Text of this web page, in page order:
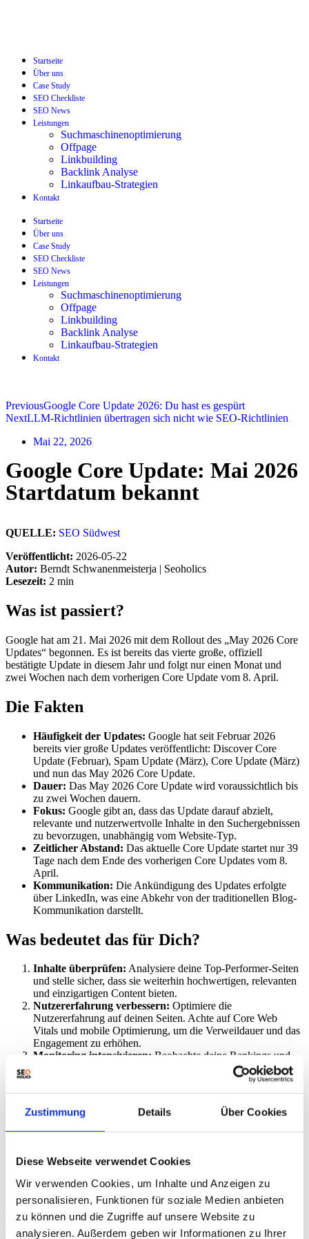
Zustimmung Details Über Cookies
Diese Webseite verwendet Cookies
Wir verwenden Cookies, um Inhalte und Anzeigen zu
personalisieren, Funktionen für soziale Medien anbieten
zu können und die Zugriffe auf unsere Website zu
analysieren. Außerdem geben wir Informationen zu Ihrer
Startseite
Über uns
Case Study
SEO Checkliste
SEO News
Leistungen
Suchmaschinenoptimierung
Offpage
Linkbuilding
Backlink Analyse
Linkaufbau-Strategien
Kontakt
Startseite
Über uns
Case Study
SEO Checkliste
SEO News
Leistungen
Suchmaschinenoptimierung
Offpage
Linkbuilding
Backlink Analyse
Linkaufbau-Strategien
Kontakt
PreviousGoogle Core Update 2026: Du hast es gespürt
NextLLM-Richtlinien übertragen sich nicht wie SEO-Richtlinien
Mai 22, 2026
Google Core Update: Mai 2026
Startdatum bekannt
QUELLE: SEO Südwest
Veröffentlicht: 2026-05-22
Autor: Berndt Schwanenmeisterja | Seoholics
Lesezeit: 2 min
Was ist passiert?
Google hat am 21. Mai 2026 mit dem Rollout des „May 2026 Core
Updates“ begonnen. Es ist bereits das vierte große, offiziell
bestätigte Update in diesem Jahr und folgt nur einen Monat und
zwei Wochen nach dem vorherigen Core Update vom 8. April.
Die Fakten
Häufigkeit der Updates: Google hat seit Februar 2026
bereits vier große Updates veröffentlicht: Discover Core
Update (Februar), Spam Update (März), Core Update (März)
und nun das May 2026 Core Update.
Dauer: Das May 2026 Core Update wird voraussichtlich bis
zu zwei Wochen dauern.
Fokus: Google gibt an, dass das Update darauf abzielt,
relevante und nutzerwertvolle Inhalte in den Suchergebnissen
zu bevorzugen, unabhängig vom Website-Typ.
Zeitlicher Abstand: Das aktuelle Core Update startet nur 39
Tage nach dem Ende des vorherigen Core Updates vom 8.
April.
Kommunikation: Die Ankündigung des Updates erfolgte
über LinkedIn, was eine Abkehr von der traditionellen Blog-
Kommunikation darstellt.
Was bedeutet das für Dich?
Inhalte überprüfen: Analysiere deine Top-Performer-Seiten
und stelle sicher, dass sie weiterhin hochwertigen, relevanten
und einzigartigen Content bieten.
Nutzererfahrung verbessern: Optimiere die
Nutzererfahrung auf deinen Seiten. Achte auf Core Web
Vitals und mobile Optimierung, um die Verweildauer und das
Engagement zu erhöhen.
Monitoring intensivieren: Beobachte deine Rankings und
den organischen Traffic während der Dauer des Updates
genau. Nutze Tools wie Google Search Console, um
Schwankungen frühzeitig zu erkennen.
Originalität sicherstellen:
Stelle sicher, dass deine Inhalte
originell sind und keinen doppelten Content enthalten.
Aggregatoren könnten im aktuellen Update stärker betroffen
Technische SEO überprüfen:
Stelle sicher, dass deine
Website technisch einwandfrei ist. Überprüfe die
Indexierbarkeit, Crawlbarkeit und die korrekte
Implementierung von strukturierten Daten.
Experten-Meinung